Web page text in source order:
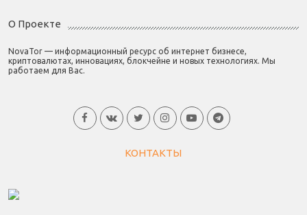
О Проекте
NovaTor — информационный ресурс об интернет бизнесе,
криптовалютах, инновациях, блокчейне и новых технологиях. Мы
работаем для Вас.
КОНТАКТЫ